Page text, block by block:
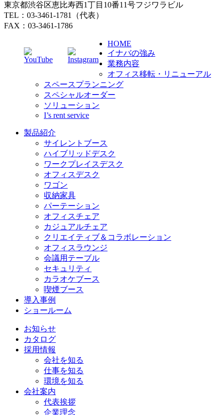
東京都渋谷区恵比寿西1丁目10番11号フジワラビル
TEL：03-3461-1781（代表）
FAX：03-3461-1786
HOME
イナバの強み
業務内容
オフィス移転・リニューアル
スペースプランニング
スペシャルオーダー
ソリューション
I’s rent service
製品紹介
サイレントブース
ハイブリッドデスク
ワークプレイスデスク
オフィスデスク
ワゴン
収納家具
パーテーション
オフィスチェア
カジュアルチェア
クリエイティブ＆コラボレーション
オフィスラウンジ
会議用テーブル
セキュリティ
カラオケブース
喫煙ブース
導入事例
ショールーム
お知らせ
カタログ
採用情報
会社を知る
仕事を知る
環境を知る
会社案内
代表挨拶
企業理念